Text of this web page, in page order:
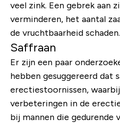
veel zink. Een gebrek aan
verminderen, het aantal
de vruchtbaarheid schaden.
Saffraan
Er zijn een paar
hebben gesuggereerd dat
erectiestoornissen,
verbeteringen in de
bij mannen die gedurende